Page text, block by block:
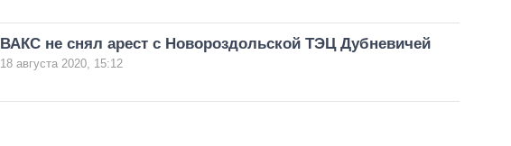
ВАКС не снял арест с Новороздольской ТЭЦ Дубневичей
18 августа 2020, 15:12